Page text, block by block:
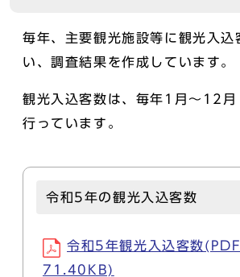
毎年、主要観光施設等に観光入込
い、調査結果を作成しています。
観光入込客数は、毎年1月～12月
行っています。
令和5年の観光入込客数
令和5年観光入込客数(PDF
71.40KB)